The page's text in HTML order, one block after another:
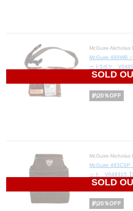
SOLD
McGuire-Nicholas
McGuire 489WB
ード5ポケ
1,640
約20％OFF
SOLD
McGuire-Nicholas
McGuire 483CSP
ット V048315【
1,584
約20％OFF